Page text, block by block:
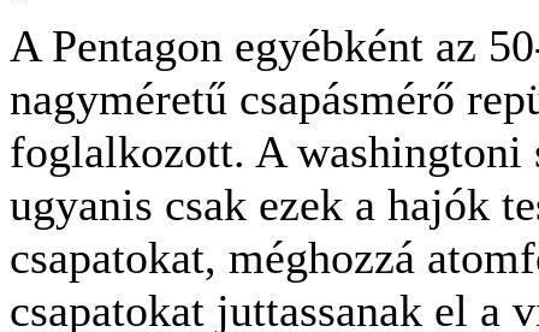
A Pentagon egyébként az
nagyméretű csapásmérő
foglalkozott. A washingtoni
ugyanis csak ezek a hajók
csapatokat, méghozzá
csapatokat juttassanak el a